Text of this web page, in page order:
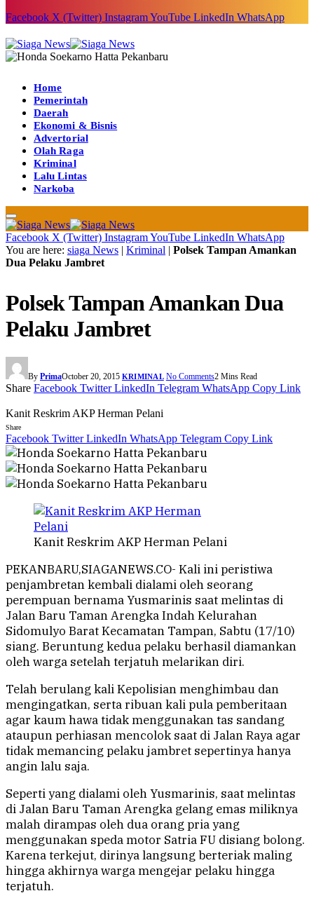
Facebook X (Twitter) InstagramYouTube LinkedIn WhatsApp
Home
Pemerintah
Daerah
Ekonomi & Bisnis
Advertorial
Olah Raga
Kriminal
Lalu Lintas
Narkoba
Facebook X (Twitter) InstagramYouTube LinkedIn WhatsApp
You are here: siaga News | Kriminal | Polsek Tampan Amankan
Dua Pelaku Jambret
Polsek Tampan Amankan Dua
Pelaku Jambret
By PrimaOctober 20, 2015 KRIMINAL No Comments2 Mins Read
Share Facebook Twitter LinkedIn Telegram WhatsApp Copy Link
Kanit Reskrim AKP Herman Pelani
Share
Facebook Twitter LinkedIn WhatsApp Telegram Copy Link
Kanit Reskrim AKP Herman Pelani
PEKANBARU,SIAGANEWS.CO- Kali ini peristiwa
penjambretan kembali dialami oleh seorang
perempuan bernama Yusmarinis saat melintas di
Jalan Baru Taman Arengka Indah Kelurahan
Sidomulyo Barat Kecamatan Tampan, Sabtu (17/10)
siang. Beruntung kedua pelaku berhasil diamankan
oleh warga setelah terjatuh melarikan diri.
Telah berulang kali Kepolisian menghimbau dan
mengingatkan, serta ribuan kali pula pemberitaan
agar kaum hawa tidak menggunakan tas sandang
ataupun perhiasan mencolok saat di Jalan Raya agar
tidak memancing pelaku jambret sepertinya hanya
angin lalu saja.
Seperti yang dialami oleh Yusmarinis, saat melintas
di Jalan Baru Taman Arengka gelang emas miliknya
malah dirampas oleh dua orang pria yang
menggunakan speda motor Satria FU disiang bolong.
Karena terkejut, dirinya langsung berteriak maling
hingga akhirnya warga mengejar pelaku hingga
terjatuh.